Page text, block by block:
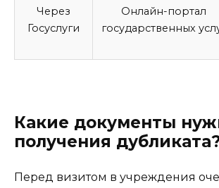
Через
Госуслуги
Онлайн-портал
государственных
Какие документы
получения
Перед визитом в учреждения